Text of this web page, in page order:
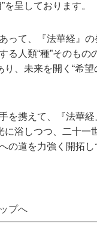
を呈しております。
って、『法華経』
る人類“種”そのもの
り、未来を開く“希望
を携えて、『法華
に浴しつつ、二十一
の道を力強く開拓
プへ